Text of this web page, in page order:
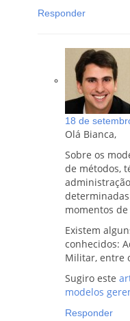
Responder
18 de
Olá Bianca,
Sobre os
de métodos,
momentos
Existem
conhecidos:
Militar, entre
Sugiro este
modelos
Responder